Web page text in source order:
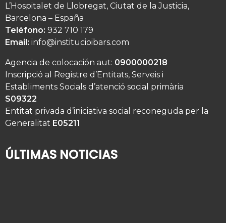
L’Hospitalet de Llobregat, Ciutat de la Justicia,
Barcelona – España
Teléfono: 932 710 179
Email: info@institucioibars.com
Agencia de colocación aut: 0900000218
Inscripció al Registre d’Entitats, Serveis i
Establiments Socials d’atenció social primària
S09322
Entitat privada d’iniciativa social reconeguda per la
Generalitat E05211
ÚLTIMAS NOTICIAS